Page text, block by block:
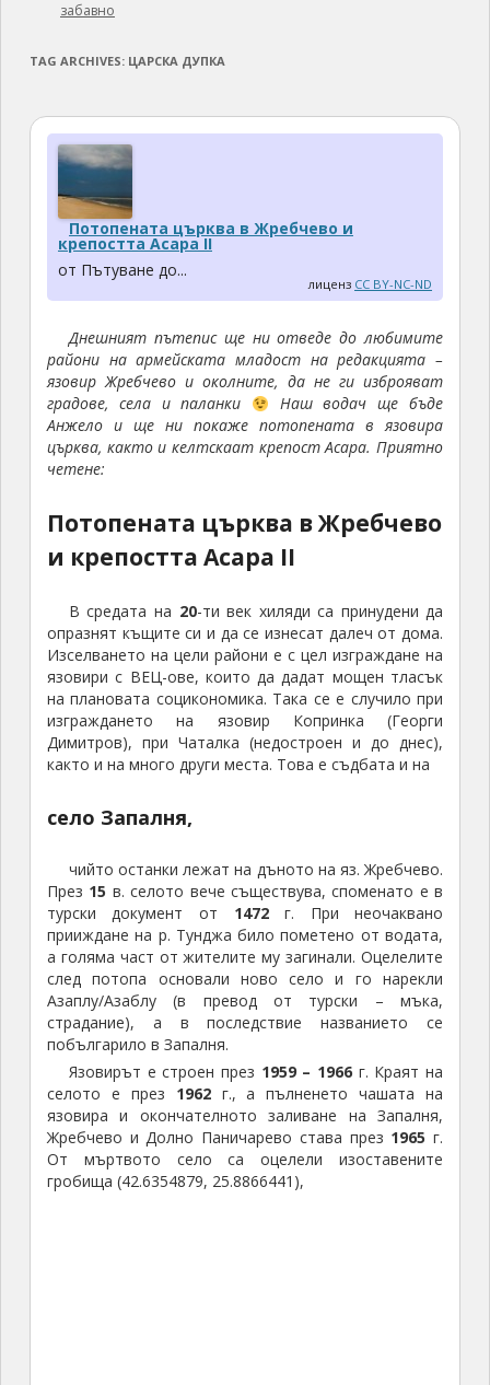
забавно
TAG ARCHIVES: ЦАРСКА ДУПКА
Потопената църква в Жребчево и
крепостта Асара II
от Пътуване до...
лиценз CC BY-NC-ND
Днешният пътепис ще ни отведе до любимите
райони на армейската младост на редакцията –
язовир Жребчево и околните, да не ги изброяват
градове, села и паланки
Наш водач ще бъде
Анжело и ще ни покаже потопената в язовира
църква, както и келтскаат крепост Асара. Приятно
четене:
Потопената църква в Жребчево
и крепостта Асара II
В средата на 20-ти век хиляди са принудени да
опразнят къщите си и да се изнесат далеч от дома.
Изселването на цели райони е с цел изграждане на
язовири с ВЕЦ-ове, които да дадат мощен тласък
на плановата социкономика. Така се е случило при
изграждането на язовир Копринка (Георги
Димитров), при Чаталка (недостроен и до днес),
както и на много други места. Това е съдбата и на
село Запалня,
чийто останки лежат на дъното на яз. Жребчево.
През 15 в. селото вече съществува, споменато е в
турски документ от 1472г. При неочаквано
прииждане на р. Тунджа било пометено от водата,
а голяма част от жителите му загинали. Оцелелите
след потопа основали ново село и го нарекли
Азаплу/Азаблу (в превод от турски – мъка,
страдание), а в последствие названието се
побългарило в Запалня.
Язовирът е строен през 1959 – 1966 г. Краят на
селото е през 1962г., а пълненето чашата на
язовира и окончателното заливане на Запалня,
Жребчево и Долно Паничарево става през 1965г.
От мъртвото село са оцелели изоставените
гробища (42.6354879, 25.8866441),